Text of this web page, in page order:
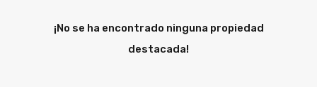
¡No se ha encontrado ninguna propiedad
destacada!